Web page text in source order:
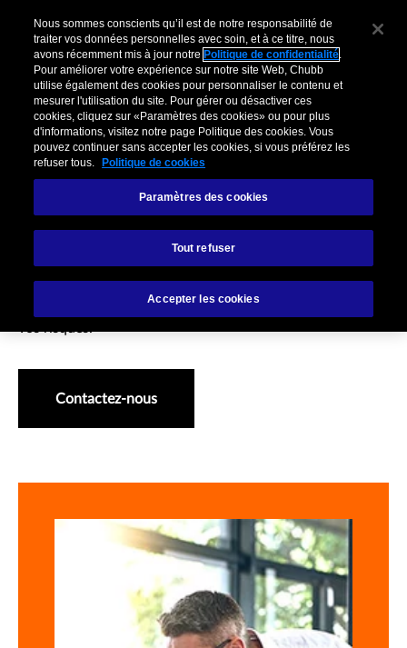
Leadership et expertise
Vous avez la meilleure connaissance de votre entreprise.
Travaillons main dans la main pour appréhender et gérer
vos risques.
Contactez-nous
Nous sommes conscients qu’il est de notre responsabilité de
traiter vos données personnelles avec soin, et à ce titre, nous
avons récemment mis à jour notre Politique de confidentialité.
Pour améliorer votre expérience sur notre site Web, Chubb
utilise également des cookies pour personnaliser le contenu et
mesurer l'utilisation du site. Pour gérer ou désactiver ces
cookies, cliquez sur «Paramètres des cookies» ou pour plus
d'informations, visitez notre page Politique des cookies. Vous
pouvez continuer sans accepter les cookies, si vous préférez les
refuser tous.
Politique de cookies
Paramètres des cookies
Tout refuser
Accepter les cookies